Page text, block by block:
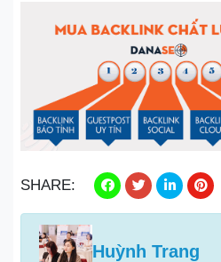
SHARE:
Huỳnh Trang